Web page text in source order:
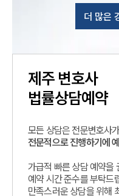
더 많은
제주 변호사
법률상담예약
모든 상담은 전문변호사
전문적으로 진행하기에
가급적 빠른 상담 예약을
예약 시간 준수를 부탁드
만족스러운 상담을 위해